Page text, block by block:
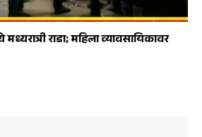
राडा; महिला व्यावसायिकावर